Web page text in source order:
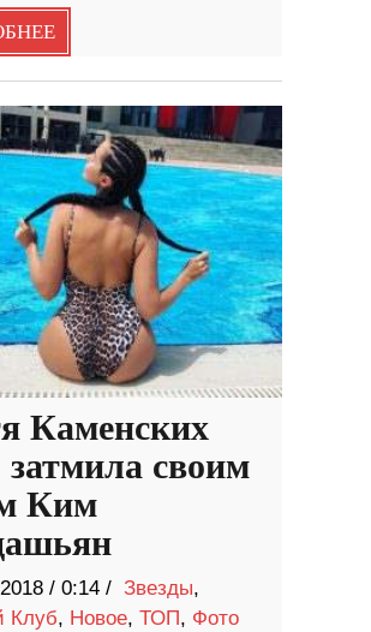
Каменских
своим
Ким
/ 0:14 / Звезды,
Клуб, Новое, ТОП, Фото